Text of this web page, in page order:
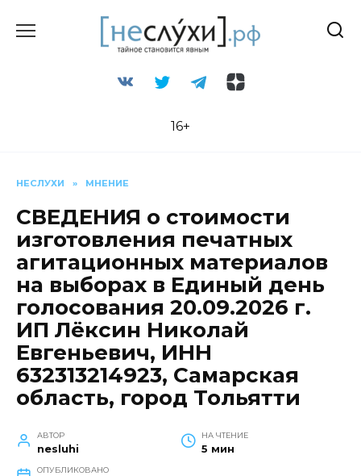
16+
НЕСЛУХИ » МНЕНИЕ
СВЕДЕНИЯ о стоимости
изготовления печатных
агитационных материалов
на выборах в Единый день
голосования 20.09.2026 г.
ИП Лёксин Николай
Евгеньевич, ИНН
632313214923, Самарская
область, город Тольятти
АВТОР
nesluhi
НА ЧТЕНИЕ
5 мин
ОПУБЛИКОВАНО